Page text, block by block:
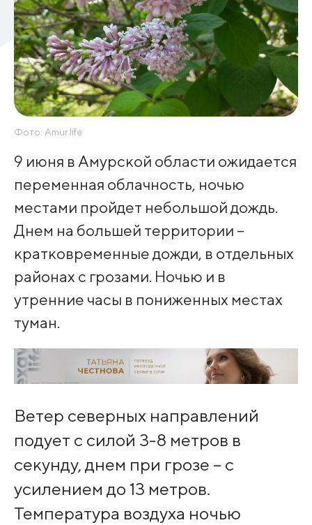
Фото: Amur.life
9 июня в Амурской области ожидается
переменная облачность, ночью
местами пройдет небольшой дождь.
Днем на большей территории –
кратковременные дожди, в отдельных
районах с грозами. Ночью и в
утренние часы в пониженных местах
туман.
Ветер северных направлений
подует с силой 3-8 метров в
секунду, днем при грозе – с
усилением до 13 метров.
Температура воздуха ночью